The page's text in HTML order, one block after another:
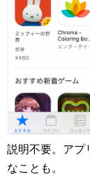
説明不要。アプ
なことも。